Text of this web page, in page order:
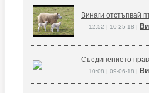
Винаги отстъпвай
12:52 | 10-25-18 |
Съединението
10:08 | 09-06-18 |